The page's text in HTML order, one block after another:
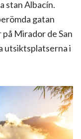
stan Albacín.
gatan
Mirador de San
utsiktsplatserna i